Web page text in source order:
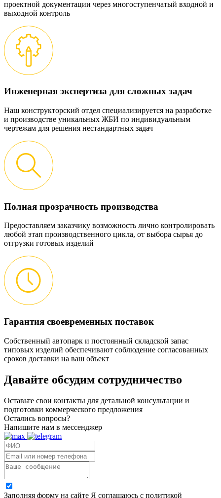
проектной документации через многоступенчатый входной и
выходной контроль
Инженерная экспертиза для сложных задач
Наш конструкторский отдел специализируется на разработке
и производстве уникальных ЖБИ по индивидуальным
чертежам для решения нестандартных задач
Полная прозрачность производства
Предоставляем заказчику возможность лично контролировать
любой этап производственного цикла, от выбора сырья до
отгрузки готовых изделий
Гарантия своевременных поставок
Собственный автопарк и постоянный складской запас
типовых изделий обеспечивают соблюдение согласованных
сроков доставки на ваш объект
Давайте обсудим сотрудничество
Оставьте свои контакты для детальной консультации и
подготовки коммерческого предложения
Остались вопросы?
Напишите нам в мессенджер
Заполняя форму на сайте Я соглашаюсь с политикой